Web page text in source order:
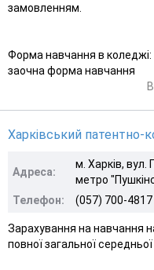
замовленням.
Форма навчання в
заочна форма навчання
Харківський
Адреса:
м. Харків, вул.
метро
Телефон:
(057) 700-4817
Зарахування на навчання
повної загальної середньої